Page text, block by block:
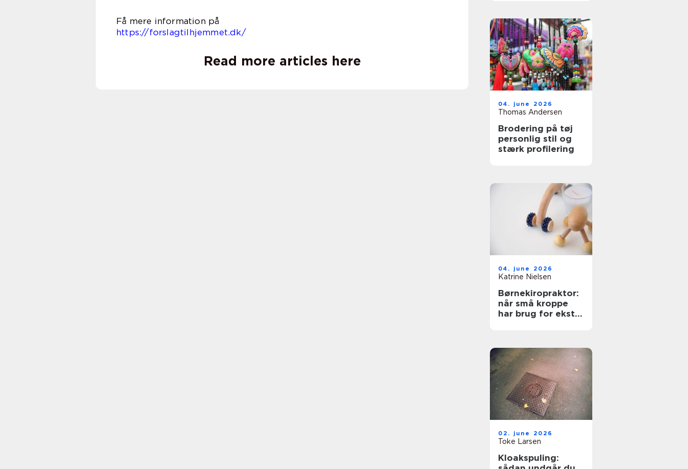
Få mere information på
https://forslagtilhjemmet.dk/
Read more articles here
04. june 2026
Thomas Andersen
Brodering på tøj
personlig stil og
stærk profilering
04. june 2026
Katrine Nielsen
Børnekiropraktor:
når små kroppe
har brug for ekstra
02. june 2026
Toke Larsen
Kloakspuling: